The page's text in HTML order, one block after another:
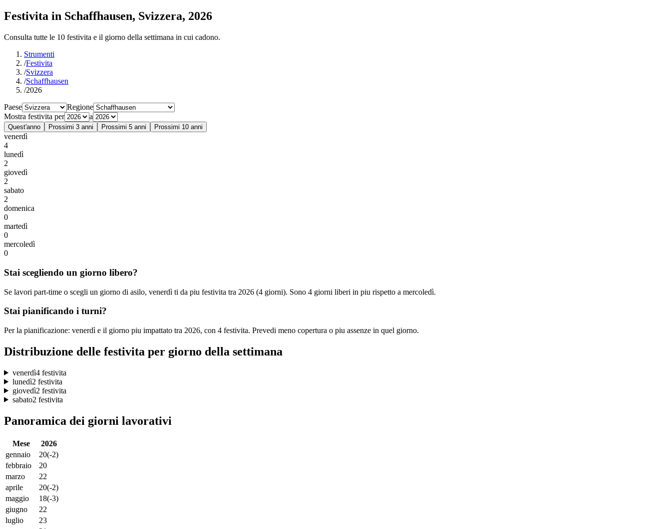
Festivita in Schaffhausen, Svizzera, 2026
Consulta tutte le 10 festivita e il giorno della settimana in cui cadono.
Strumenti
/Festivita
/Svizzera
/Schaffhausen
/2026
Paese
Regione
Mostra festivita per
a
Quest'anno Prossimi 3 anni Prossimi 5 anni Prossimi 10 anni
venerdì
4
lunedì
2
giovedì
2
sabato
2
domenica
0
martedì
0
mercoledì
0
Stai scegliendo un giorno libero?
Se lavori part-time o scegli un giorno di asilo, venerdì ti da piu festivita tra 2026 (4 giorni). Sono 4 giorni liberi in piu rispetto a mercoledì.
Stai pianificando i turni?
Per la pianificazione: venerdì e il giorno piu impattato tra 2026, con 4 festivita. Prevedi meno copertura o piu assenze in quel giorno.
Distribuzione delle festivita per giorno della settimana
venerdì4 festivita
lunedì2 festivita
giovedì2 festivita
sabato2 festivita
Panoramica dei giorni lavorativi
Mese
2026
gennaio
20(-2)
febbraio
20
marzo
22
aprile
20(-2)
maggio
18(-3)
giugno
22
luglio
23